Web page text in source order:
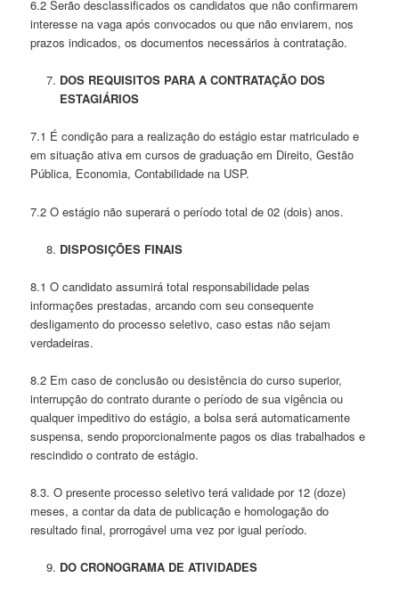
6.2 Serão desclassificados os candidatos que não confirmarem
interesse na vaga após convocados ou que não enviarem, nos
prazos indicados, os documentos necessários à contratação.
DOS REQUISITOS PARA A CONTRATAÇÃO DOS
ESTAGIÁRIOS
7.1 É condição para a realização do estágio estar matriculado e
em situação ativa em cursos de graduação em Direito, Gestão
Pública, Economia, Contabilidade na USP.
7.2 O estágio não superará o período total de 02 (dois) anos.
DISPOSIÇÕES FINAIS
8.1 O candidato assumirá total responsabilidade pelas
informações prestadas, arcando com seu consequente
desligamento do processo seletivo, caso estas não sejam
verdadeiras.
8.2 Em caso de conclusão ou desistência do curso superior,
interrupção do contrato durante o período de sua vigência ou
qualquer impeditivo do estágio, a bolsa será automaticamente
suspensa, sendo proporcionalmente pagos os dias trabalhados e
rescindido o contrato de estágio.
8.3. O presente processo seletivo terá validade por 12 (doze)
meses, a contar da data de publicação e homologação do
resultado final, prorrogável uma vez por igual período.
DO CRONOGRAMA DE ATIVIDADES